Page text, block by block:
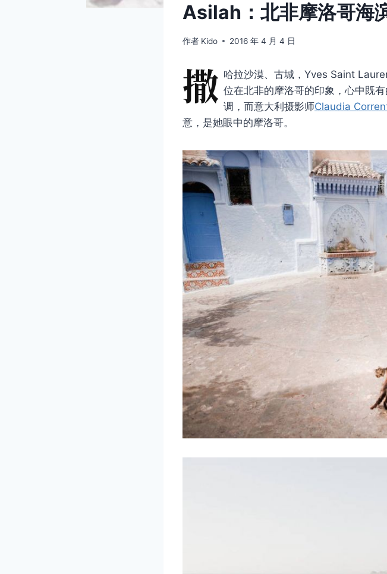
Asilah：北非摩洛哥海
作者 Kido 2016 年 4 月 4 日
撒 哈拉沙漠、古城，Yves Saint
位在北非的摩洛哥的印象，心中既有
调，而意大利摄影师Claudia
意，是她眼中的摩洛哥。